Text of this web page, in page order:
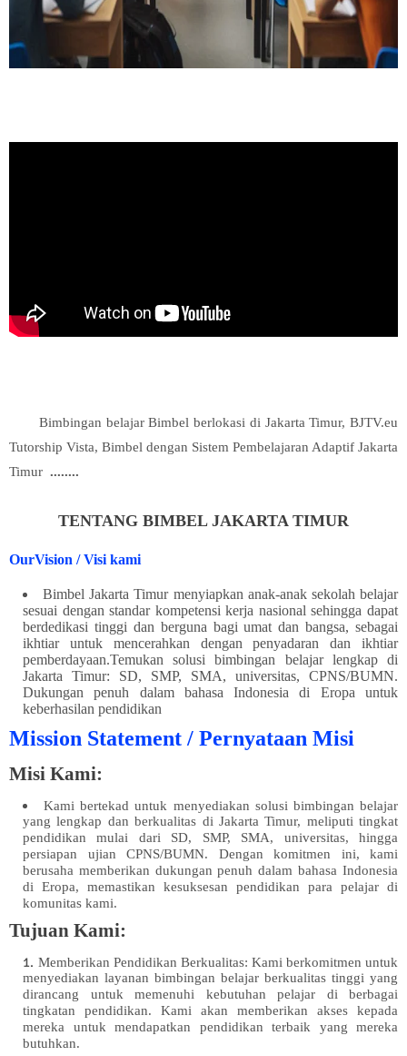
Bimbingan belajar Bimbel berlokasi di Jakarta Timur, BJTV.eu
Tutorship Vista, Bimbel dengan Sistem Pembelajaran Adaptif Jakarta
Timur ........
TENTANG BIMBEL JAKARTA TIMUR
OurVision / Visi kami
Bimbel Jakarta Timur menyiapkan anak-anak sekolah belajar
sesuai dengan standar kompetensi kerja nasional sehingga dapat
berdedikasi tinggi dan berguna bagi umat dan bangsa, sebagai
ikhtiar untuk mencerahkan dengan penyadaran dan ikhtiar
pemberdayaan.Temukan solusi bimbingan belajar lengkap di
Jakarta Timur: SD, SMP, SMA, universitas, CPNS/BUMN.
Dukungan penuh dalam bahasa Indonesia di Eropa untuk
keberhasilan pendidikan
Mission Statement / Pernyataan Misi
Misi Kami:
Kami bertekad untuk menyediakan solusi bimbingan belajar
yang lengkap dan berkualitas di Jakarta Timur, meliputi tingkat
pendidikan mulai dari SD, SMP, SMA, universitas, hingga
persiapan ujian CPNS/BUMN. Dengan komitmen ini, kami
berusaha memberikan dukungan penuh dalam bahasa Indonesia
di Eropa, memastikan kesuksesan pendidikan para pelajar di
komunitas kami.
Tujuan Kami:
Memberikan Pendidikan Berkualitas: Kami berkomitmen untuk
menyediakan layanan bimbingan belajar berkualitas tinggi yang
dirancang untuk memenuhi kebutuhan pelajar di berbagai
tingkatan pendidikan. Kami akan memberikan akses kepada
mereka untuk mendapatkan pendidikan terbaik yang mereka
butuhkan.